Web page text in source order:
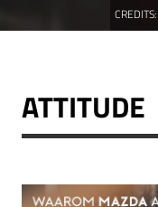
CREDITS:
ATTITUDE